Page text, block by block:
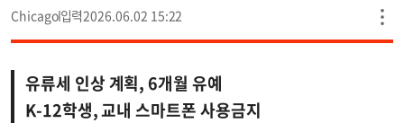
Chicago 2026.06.02 15:22
유류세 인상 계획, 6개월 유예
K-12학생, 교내 스마트폰 사용금지